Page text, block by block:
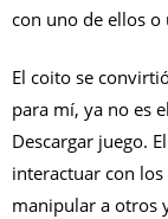
con uno de ellos
El coito se
para mí, ya no es
Descargar juego.
interactuar con
manipular a otros